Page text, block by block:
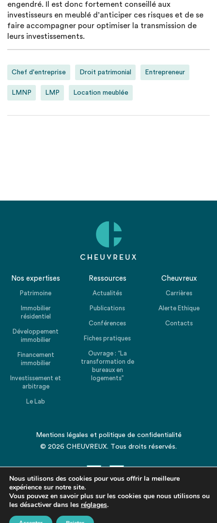
engendré. Il est donc fortement conseillé aux
investisseurs en meublé d’anticiper ces risques et de se
faire accompagner pour optimiser la transmission de
leurs investissements.
Chef d'entreprise Droit patrimonial Entrepreneur
LMNP LMP Location meublée
Nos expertises
Patrimoine
Immobilier
résidentiel
Développement
immobilier
Financement
immobilier
Investissement et
arbitrage
Le Lab
Ressources
Actualités
Publications
Conférences
Fiches pratiques
Ouvrage : “La
transformation de
bureaux en
logements”
Cheuvreux
Carrières
Alerte Ethique
Contacts
Mentions légales et politique de confidentialité
© 2026 CHEUVREUX. Tous droits réservés.
Revenir en haut de la page
Nous utilisons des cookies pour vous offrir la meilleure
expérience sur notre site.
Vous pouvez en savoir plus sur les cookies que nous utilisons ou
les désactiver dans les réglages.